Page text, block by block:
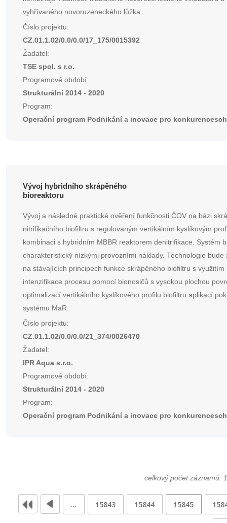
vyhřívaného novorozeneckého lůžka.
Číslo projektu:
CZ.01.1.02/0.0/0.0/17_175/0015392
Žadatel:
TSE spol. s r.o.
Programové období:
Strukturální 2014 - 2020
Program:
Operační program Podnikání a inovace pro
Vývoj hybridního skrápěného
bioreaktoru
Vývoj a následné praktické ověření funkčnosti ČOV na bázi
nitrifikačního biofiltru s regulovaným vertikálním kyslíkovým
kombinaci s hybridním MBBR reaktorem denitrifikace. Systém
charakteristický nízkými provozními náklady. Technologie bude
na stávajících principech funkce skrápěného biofiltru s využitím
intenzifikace procesu pomocí bionosičů s vysokou plochou
optimalizací vertikálního kyslíkového profilu biofiltru aplikací
systému MaR.
Číslo projektu:
CZ.01.1.02/0.0/0.0/21_374/0026470
Žadatel:
IPR Aqua s.r.o.
Programové období:
Strukturální 2014 - 2020
Program:
Operační program Podnikání a inovace pro
celkový počet záznamů:
… 15843 15844 15845